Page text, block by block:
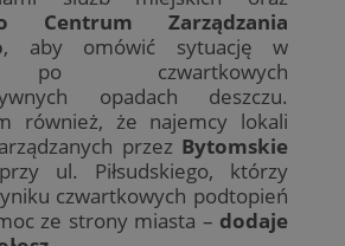
Centrum Zarządzania
, aby omówić sytuację w
czwartkowych
opadach deszczu.
również, że najemcy lokali
przez Bytomskie
ul. Piłsudskiego, którzy
czwartkowych podtopień
ze strony miasta – dodaje